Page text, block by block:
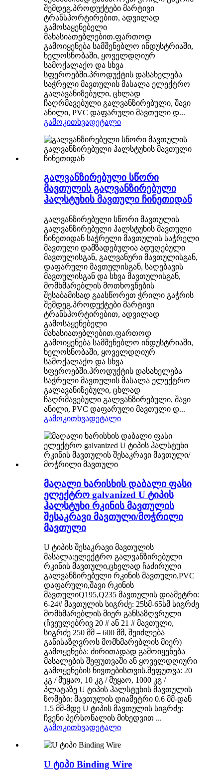
შემდეგ.პროდუქტები მარტივი
ტრანსპორტირებით, ადვილად
გამოსაყენებელი
მახასიათებლებით.ფართოდ
გამოიყენება სამშენებლო ინდუსტრიაში,
ხელოსნობაში, ყოველდღიურ
სამოქალაქო და სხვა
სფეროებში.პროდუქტის დასახელება
საჭრელი მავთულის მასალა ელექტრო
გალავანიზებული, ცხლად
ჩაღრმავებული გალვანზირებული, შავი
ანილი, PVC დაფარული მავთული დ...
გამოკითხვადეტალი
გალვანზირებული სწორი
მავთულის გალვანზირებული
ჰალსტუხის მავთული ჩინეთიდან
გალვანზირებული სწორი მავთულის
გალვანზირებული ჰალსტუხის მავთული
ჩინეთიდან საჭრელი მავთულის საჭრელი
მავთული დამზადებულია ადუღებული
მავთულისგან, გალვანური მავთულისგან,
დაფარული მავთულისგან, საღებავის
მავთულისგან და სხვა მავთულისგან,
მომხმარებლის მოთხოვნების
შესაბამისად გაასწორეთ ჭრილი გაჭრის
შემდეგ.პროდუქტები მარტივი
ტრანსპორტირებით, ადვილად
გამოსაყენებელი
მახასიათებლებით.ფართოდ
გამოიყენება სამშენებლო ინდუსტრიაში,
ხელოსნობაში, ყოველდღიურ
სამოქალაქო და სხვა
სფეროებში.პროდუქტის დასახელება
საჭრელი მავთულის მასალა ელექტრო
გალავანიზებული, ცხლად
ჩაღრმავებული გალვანზირებული, შავი
ანილი, PVC დაფარული მავთული დ...
გამოკითხვადეტალი
მაღალი ხარისხის დაბალი ფასი
ელექტრო galvanized U ტიპის
ჰალსტუხი რკინის მავთულის
შესაკრავი მავთული/მოჭრილი
მავთული
U ტიპის შესაკრავი მავთულის
მასალა:ელექტრო გალვანზირებული
რკინის მავთული,ცხელად ჩაძირული
გალვანზირებული რკინის მავთული,PVC
დაფარული,შავი რკინის
მავთულიQ195,Q235 მავთულის დიამეტრი:
6-24# მავთულის სიგრძე: 25სმ-65სმ სიგრძე
მომხმარებლის მიერ განსაზღვრული
(ჩვეულებრივ 20 # ან 21 # მავთული,
სიგრძე 250 მმ – 600 მმ, შეიძლება
განისაზღვროს მომხმარებლის მიერ)
გამოყენება: ძირითადად გამოიყენება
მასალების შეფუთვაში ან ყოველდღიური
გამოყენების ნივთებისთვის.შეფუთვა: 20
კგ / მუყაო, 10 კგ / მუყაო, 1000 კგ /
პლატაზე U ტიპის ჰალსტუხის მავთულის
ზომები: მავთულის დიამეტრი 0.6 მმ-დან
1.5 მმ-მდე U ტიპის მავთულის სიგრძე:
ჩვენი პერსონალის მიხედვით ...
გამოკითხვადეტალი
U ტიპი Binding Wire